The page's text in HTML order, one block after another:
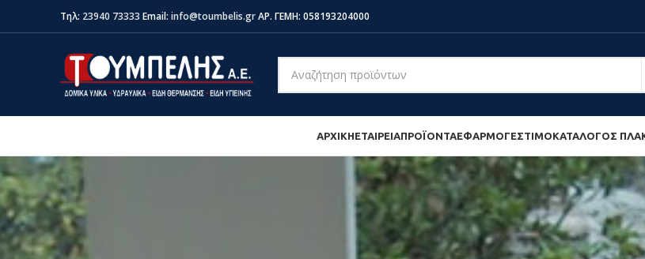
Τηλ: 23940 73333 Email: info@toumbelis.grΑΡ. ΓΕΜΗ: 058193204000
ΑΡΧΙΚΗΕΤΑΙΡΕΙΑΠΡΟΪΟΝΤΑΕΦΑΡΜΟΓΕΣΤΙΜΟΚΑΤΆΛΟΓΟΣ